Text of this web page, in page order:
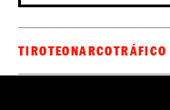
TIROTEONARCOTRÁFICO